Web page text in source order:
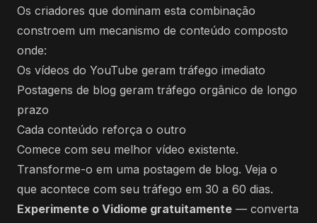
Os criadores que dominam esta combinação
constroem um mecanismo de conteúdo composto
onde:
Os vídeos do YouTube geram tráfego imediato
Postagens de blog geram tráfego orgânico de longo
prazo
Cada conteúdo reforça o outro
Comece com seu melhor vídeo existente.
Transforme-o em uma postagem de blog. Veja o
que acontece com seu tráfego em 30 a 60 dias.
Experimente o Vidiome gratuitamente — converta